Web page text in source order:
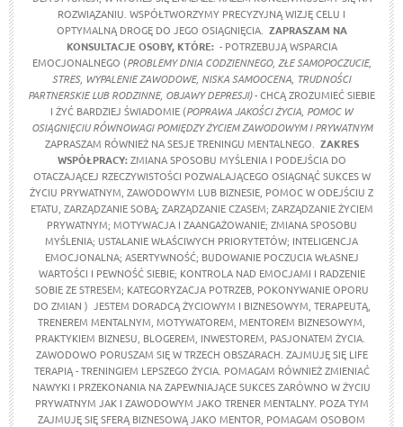
ROZWIĄZANIU. WSPÓŁTWORZYMY PRECYZYJNĄ WIZJĘ CELU I
OPTYMALNĄ DROGĘ DO JEGO OSIĄGNIĘCIA. ZAPRASZAM NA
KONSULTACJE OSOBY, KTÓRE: - POTRZEBUJĄ WSPARCIA
EMOCJONALNEGO (PROBLEMY DNIA CODZIENNEGO, ZŁE SAMOPOCZUCIE,
STRES, WYPALENIE ZAWODOWE, NISKA SAMOOCENA, TRUDNOŚCI
PARTNERSKIE LUB RODZINNE, OBJAWY DEPRESJI)- CHCĄ ZROZUMIEĆ SIEBIE
I ŻYĆ BARDZIEJ ŚWIADOMIE (POPRAWA JAKOŚCI ŻYCIA, POMOC W
OSIĄGNIĘCIU RÓWNOWAGI POMIĘDZY ŻYCIEM ZAWODOWYM I PRYWATNYM
ZAPRASZAM RÓWNIEŻ NA SESJE TRENINGU MENTALNEGO. ZAKRES
WSPÓŁPRACY:ZMIANA SPOSOBU MYŚLENIA I PODEJŚCIA DO
OTACZAJĄCEJ RZECZYWISTOŚCI POZWALAJĄCEGO OSIĄGNĄĆ SUKCES W
ŻYCIU PRYWATNYM, ZAWODOWYM LUB BIZNESIE, POMOC W ODEJŚCIU Z
ETATU, ZARZĄDZANIE SOBĄ; ZARZĄDZANIE CZASEM; ZARZĄDZANIE ŻYCIEM
PRYWATNYM; MOTYWACJA I ZAANGAŻOWANIE; ZMIANA SPOSOBU
MYŚLENIA; USTALANIE WŁAŚCIWYCH PRIORYTETÓW; INTELIGENCJA
EMOCJONALNA; ASERTYWNOŚĆ; BUDOWANIE POCZUCIA WŁASNEJ
WARTOŚCI I PEWNOŚĆ SIEBIE; KONTROLA NAD EMOCJAMI I RADZENIE
SOBIE ZE STRESEM; KATEGORYZACJA POTRZEB, POKONYWANIE OPORU
DO ZMIAN ) JESTEM DORADCĄ ŻYCIOWYM I BIZNESOWYM, TERAPEUTĄ,
TRENEREM MENTALNYM, MOTYWATOREM, MENTOREM BIZNESOWYM,
PRAKTYKIEM BIZNESU, BLOGEREM, INWESTOREM, PASJONATEM ŻYCIA.
ZAWODOWO PORUSZAM SIĘ W TRZECH OBSZARACH. ZAJMUJĘ SIĘ LIFE
TERAPIĄ - TRENINGIEM LEPSZEGO ŻYCIA. POMAGAM RÓWNIEŻ ZMIENIAĆ
NAWYKI I PRZEKONANIA NA ZAPEWNIAJĄCE SUKCES ZARÓWNO W ŻYCIU
PRYWATNYM JAK I ZAWODOWYM JAKO TRENER MENTALNY. POZA TYM
ZAJMUJĘ SIĘ SFERĄ BIZNESOWĄ JAKO MENTOR, POMAGAM OSOBOM